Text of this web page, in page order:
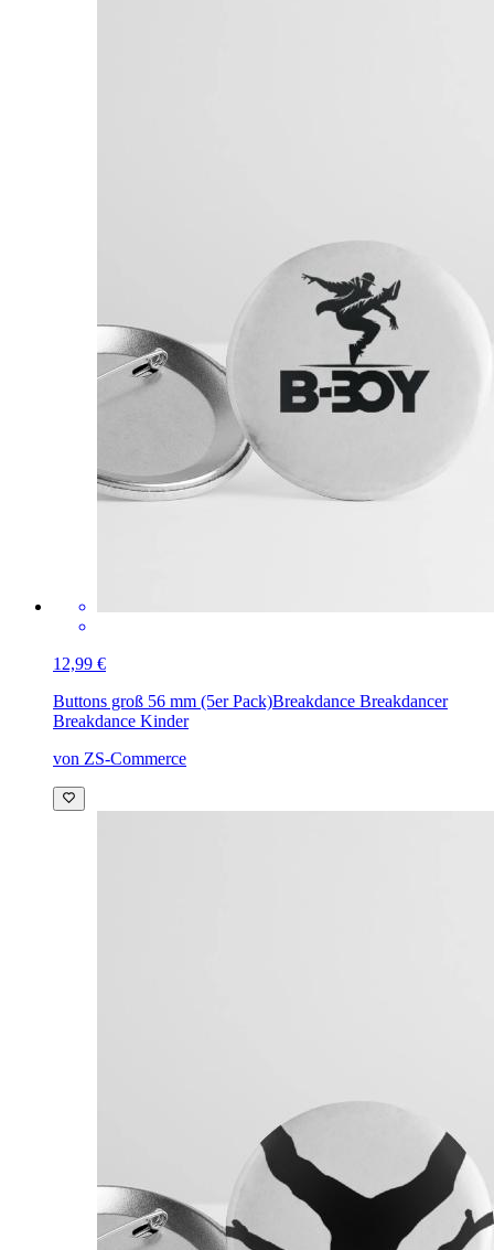
12,99 €
Buttons groß 56 mm (5er Pack)Breakdance Breakdancer
Breakdance Kinder
von ZS-Commerce